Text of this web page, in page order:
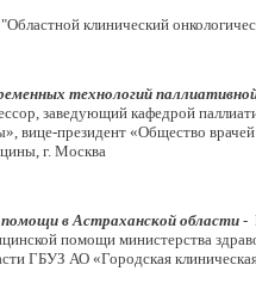
клинический
технологий
заведующий кафедрой
вице-президент «Общество
г. Москва
в Астраханской области -
помощи министерства
ГБУЗ АО «Городская